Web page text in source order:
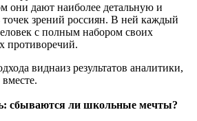
они дают наиболее детальную и
зрений россиян. В ней каждый
с полным набором своих
противоречий.
виднаиз результатов аналитики,
сбываются ли школьные мечты?